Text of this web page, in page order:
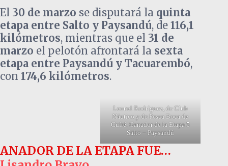
El 30 de marzo se disputará la quinta
etapa entre Salto y Paysandú, de 116,1
kilómetros, mientras que el 31 de
marzo el pelotón afrontará la sexta
etapa entre Paysandú y Tacuarembó,
con 174,6 kilómetros.
Leonel Rodríguez, de Club
Náutico y de Pesca Boca de
Cufré. Ganador de la Etapa 5
Salto – Paysandú
ANADOR DE LA ETAPA FUE…